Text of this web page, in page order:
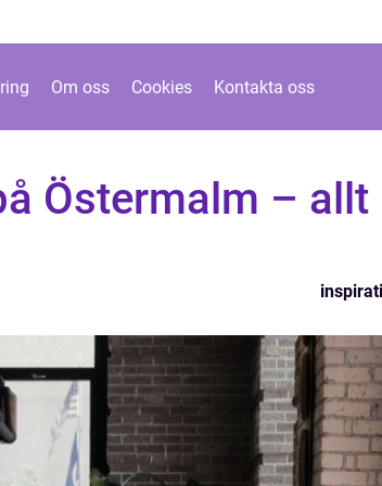
Om oss Cookies Kontakta oss
Östermalm – allt